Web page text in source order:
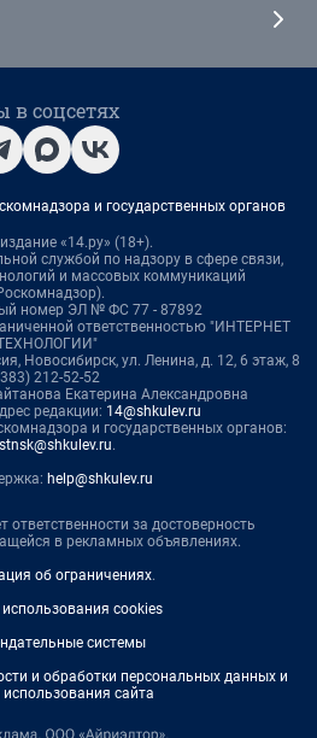
в соцсетях
и государственных органов
«14.ру» (18+).
службой по надзору в сфере связи,
и массовых коммуникаций
номер ЭЛ № ФС 77 - 87892
ответственностью "ИНТЕРНЕТ
Новосибирск, ул. Ленина, д. 12, 6 этаж, 8
212-52-52
Екатерина Александровна
редакции: 14@shkulev.ru
и государственных органов:
.
help@shkulev.ru
ответственности за достоверность
в рекламных объявлениях.
об ограничениях.
cookies
системы
и обработки персональных данных и
сайта